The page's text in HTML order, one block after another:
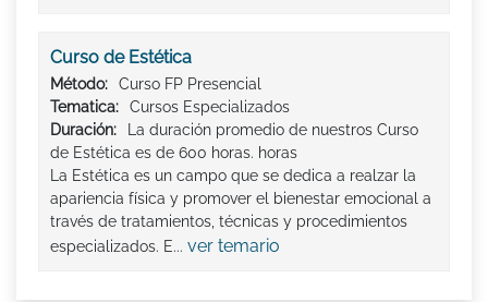
Curso de Estética
Método:
Curso FP Presencial
Tematica:
Cursos Especializados
Duración:
La duración promedio de nuestros Curso
de Estética es de 600 horas. horas
La Estética es un campo que se dedica a realzar la
apariencia física y promover el bienestar emocional a
través de tratamientos, técnicas y procedimientos
especializados. E... ver temario